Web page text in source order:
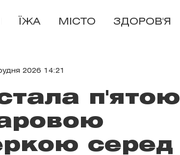
ЇЖА МІСТО ЗДОРОВ'Я
2026 14:21
п'ятою
серед